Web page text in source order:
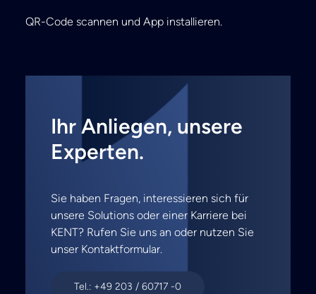
QR-Code scannen und App installieren.
Ihr Anliegen, unsere
Experten.
Sie haben Fragen, interessieren sich für
unsere Solutions oder einer Karriere bei
KENT? Rufen Sie uns an oder nutzen Sie
unser Kontaktformular.
Tel.: +49 203 / 60717 -0